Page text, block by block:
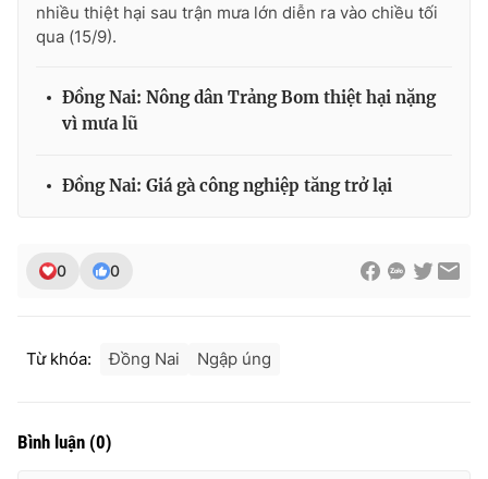
Photo Infographic
Video Shorts video
Thị trường 24h Tấm lòng Việt
nhiều thiệt hại sau trận mưa lớn diễn ra vào chiều tối
qua (15/9).
Đồng Nai: Nông dân Trảng Bom thiệt hại nặng
vì mưa lũ
Đồng Nai: Giá gà công nghiệp tăng trở lại
0 0
Từ khóa: Đồng Nai Ngập úng
Bình luận (0)